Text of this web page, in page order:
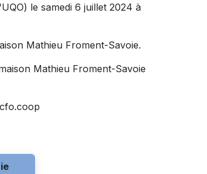
le samedi 6 juillet 2024 à
Mathieu Froment-Savoie.
Mathieu Froment-Savoie